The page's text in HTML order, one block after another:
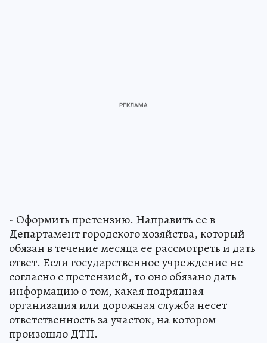
- Оформить претензию. Направить ее в
Департамент городского хозяйства, который
обязан в течение месяца ее рассмотреть и дать
ответ. Если государственное учреждение не
согласно с претензией, то оно обязано дать
информацию о том, какая подрядная
организация или дорожная служба несет
ответственность за участок, на котором
произошло ДТП.